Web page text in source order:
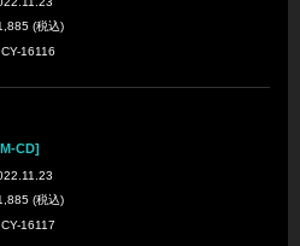
(税込)
16116
CD]
(税込)
16117